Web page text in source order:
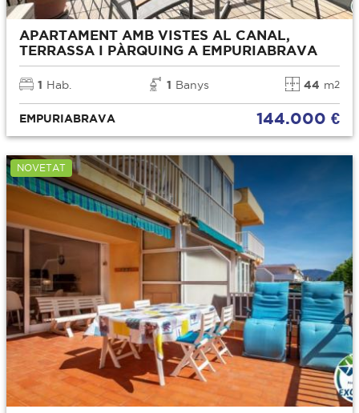
APARTAMENT AMB VISTES AL CANAL,
TERRASSA I PÀRQUING A EMPURIABRAVA
1 Hab. 1 Banys 44 m2
EMPURIABRAVA 144.000 €
NOVETAT